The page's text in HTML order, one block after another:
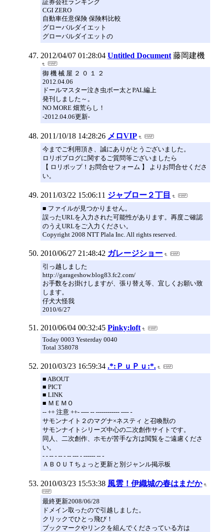
証券会社ランキング
CGI ZERO
自動車任意保険 保険料比較
グローバルダイエット
グローバルダイエットの
2012/04/07 01:28:04 Untitled Document 藤岡建機
御 機 械 屋 ２ ０ １ ２
2012.04.06
ドールマスター泣き虫ボー太とPAL編上
発刊しました～。
NO MORE 畑荒らし！
-2012.04.06更新-
2011/10/18 14:28:26 メロVIP
今までご利用頂き、誠にありがとうございました。
ロリポブログに関するご質問等ございましたら
【 ロリポップ！お問合せフォーム 】 よりお問合せくださ
い。
2011/03/22 15:06:11 ジャブロー２丁目
■ ファイルが見つかりません。
誤ったURLを入力された可能性があります。再度ご確認
のうえURLをご入力ください。
Copyright 2008 NTT Plala Inc. All rights reserved.
2010/06/27 21:48:42 ガレージショー
引っ越しました
http://garageshow.blog83.fc2.com/
お手数をお掛けしますが、張り替え等、宜しくお願い致
します。
仔犬大怪我
2010/6/27
2010/06/04 00:32:45 Pinky:loft
Today 0003 Yesterday 0040
Total 358078
2010/03/23 16:59:34 .*:ＰｕＰｕ:*.
■ ABOUT
■ PICT
■ LINK
■ ＭＥＭＯ
-- ++ 注意 ++- ---- -- ------------ ---- -
サモンナイト２のマグナ×ネスティ と召喚獣の
サモンナイトシリーズ中心の二次創作サイトです。
同人、二次創作、ホモが苦手な方は閲覧をご遠慮くださ
い。
- - -- - -- - -- --- - ------ -- -
ＡＢＯＵＴちょっと更新と別ジャンル掲示板
2010/03/23 15:53:38 風雲！伊織城の春はまだか
最終更新2008/06/28
ドメイン取ったので引越しました。
クリックでひとっ飛び！
ブックマークやリンクを組んでくださっている方は